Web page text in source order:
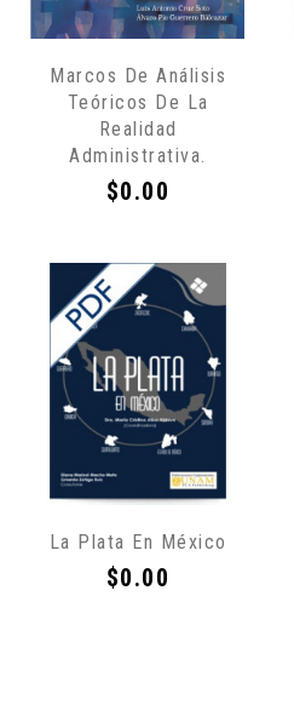
Marcos De Análisis
Teóricos De La
Realidad
Administrativa.
Precio
$0.00
por
La Plata En México
Precio
$0.00